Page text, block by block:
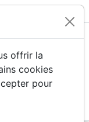
offrir la
cookies
pour